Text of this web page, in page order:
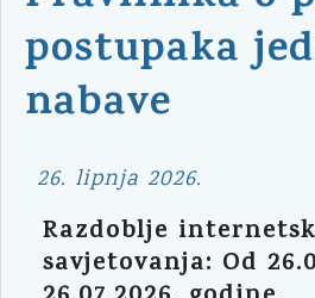
postupaka
nabave
26. lipnja 2026.
Razdoblje
savjetovanja: Od